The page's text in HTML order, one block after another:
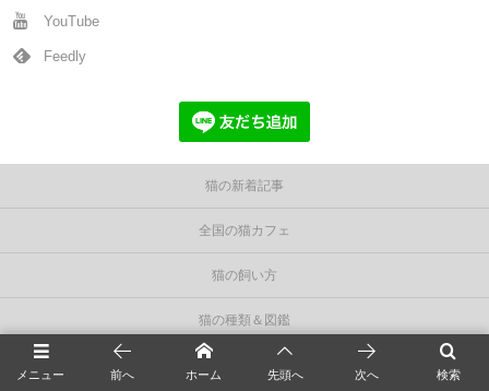
YouTube
Feedly
猫の新着記事
全国の猫カフェ
猫の飼い方
猫の種類＆図鑑
メニュー 検索
前へ ホーム 先頭へ 次へ